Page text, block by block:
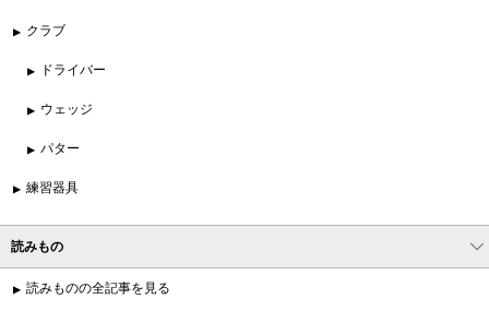
クラブ
ドライバー
ウェッジ
パター
練習器具
読みもの
読みものの全記事を見る